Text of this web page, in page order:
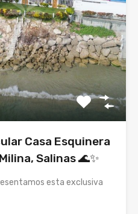
Casa Esquinera
Salinas 🌊✨
esta exclusiva